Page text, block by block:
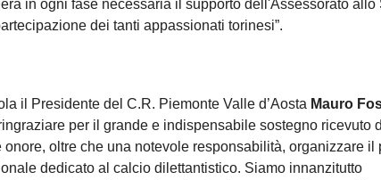
in ogni fase necessaria il supporto dell'Assessorato allo
dei tanti appassionati torinesi”.
il Presidente del C.R. Piemonte Valle d’Aosta Mauro
per il grande e indispensabile sostegno ricevuto
onore, oltre che una notevole responsabilità, organizzare il
dedicato al calcio dilettantistico. Siamo innanzitutto